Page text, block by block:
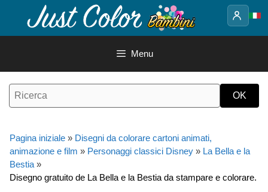
contenuto
Menu
Pagina iniziale » Disegni da colorare cartoni animati,
animazione e film » Personaggi classici Disney » La Bella e la
Bestia »
Disegno gratuito de La Bella e la Bestia da stampare e colorare.